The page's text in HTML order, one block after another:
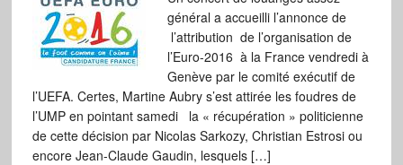
général a accueilli l’annonce de
l’attribution de l’organisation de
l’Euro-2016 à la France vendredi à
Genève par le comité exécutif de
l’UEFA. Certes, Martine Aubry s’est attirée les foudres de
l’UMP en pointant samedi la « récupération » politicienne
de cette décision par Nicolas Sarkozy, Christian Estrosi ou
encore Jean-Claude Gaudin, lesquels […]